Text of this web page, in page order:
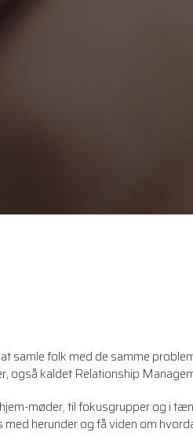
samle folk med de samme
kaldet Relationship
møder, til fokusgrupper og i
herunder og få viden om